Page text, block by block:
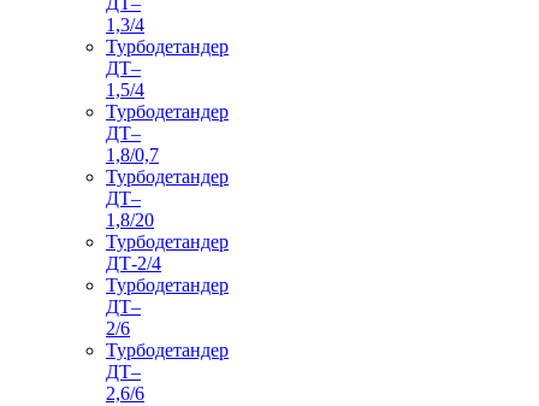
1,3/4
Турбодетандер
ДТ–
1,5/4
Турбодетандер
ДТ–
1,8/0,7
Турбодетандер
ДТ–
1,8/20
Турбодетандер
ДТ-2/4
Турбодетандер
ДТ–
2/6
Турбодетандер
ДТ–
2,6/6